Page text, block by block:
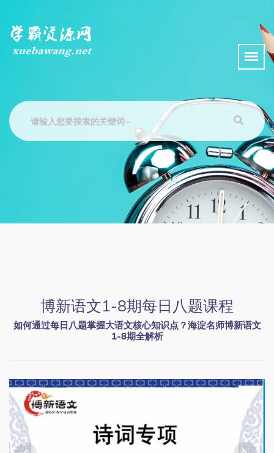
博新语文1-8期每日八题课程
如何通过每日八题掌握大语文核心知识点？海淀名师博新语文
1-8期全解析